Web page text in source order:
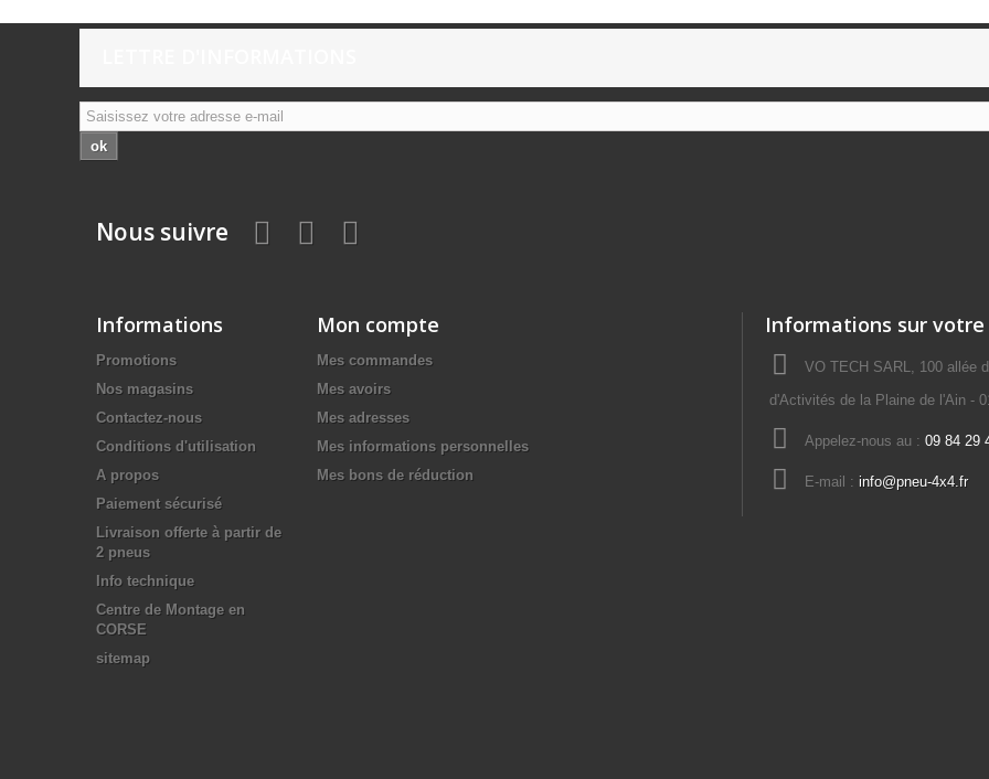
ok
Nous suivre
Informations
Promotions
Nos magasins
Contactez-nous
Conditions d'utilisation
A propos
Paiement sécurisé
Livraison offerte à partir de
2 pneus
Info technique
Centre de Montage en
CORSE
sitemap
Mon compte
Mes commandes
Mes avoirs
Mes adresses
Mes informations personnelles
Mes bons de réduction
Informations sur
VO TECH SARL, 100 allée
d'Activités de la Plaine de l'Ain -
Appelez-nous au : 09 84 29
E-mail : info@pneu-4x4.fr